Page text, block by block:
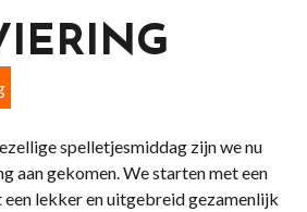
spelletjesmiddag zijn we nu
aan gekomen. We starten met een
lekker en uitgebreid gezamenlijk